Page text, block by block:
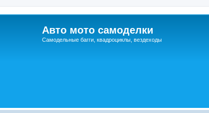
Авто мото самоделки
Самодельные багги, квадроциклы, вездеходы